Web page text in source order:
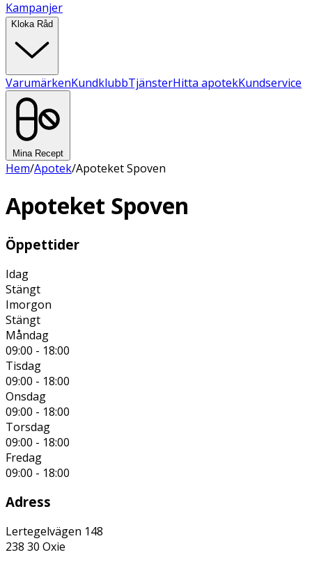
Kampanjer
Kloka Råd
VarumärkenKundklubbTjänsterHitta apotekKundservice
Mina Recept
Hem/Apotek/Apoteket Spoven
Apoteket Spoven
Öppettider
Idag
Stängt
Imorgon
Stängt
Måndag
09:00 - 18:00
Tisdag
09:00 - 18:00
Onsdag
09:00 - 18:00
Torsdag
09:00 - 18:00
Fredag
09:00 - 18:00
Adress
Lertegelvägen 148
238 30 Oxie